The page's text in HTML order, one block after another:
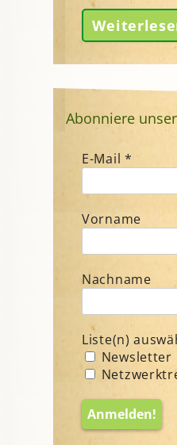
Abonniere
E-Mail *
Vorname
Nachname
Liste(n)
Newsletter